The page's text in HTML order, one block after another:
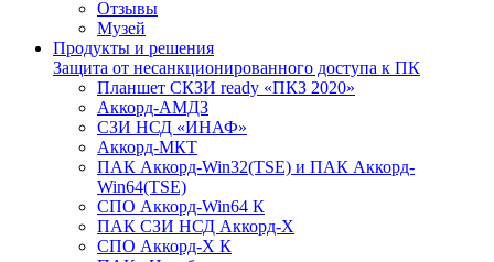
Отзывы
Музей
Продукты и решения
Защита от несанкционированного доступа к ПК
Планшет СКЗИ ready «ПКЗ 2020»
Аккорд-АМДЗ
СЗИ НСД «ИНАФ»
Аккорд-МКТ
ПАК Аккорд-Win32(TSE) и ПАК Аккорд-
Win64(TSE)
СПО Аккорд-Win64 К
ПАК СЗИ НСД Аккорд-X
СПО Аккорд-X К